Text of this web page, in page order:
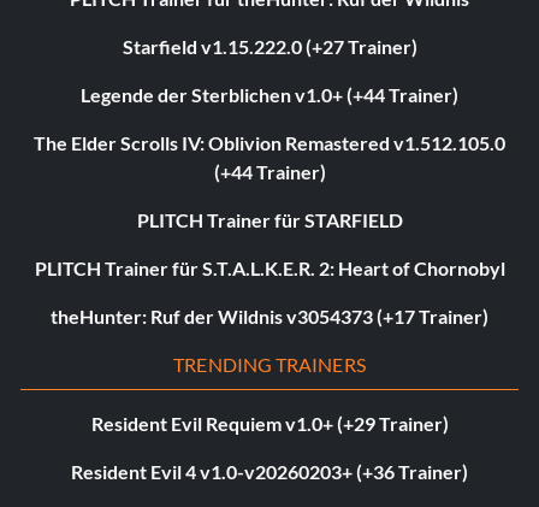
Starfield v1.15.222.0 (+27 Trainer)
Legende der Sterblichen v1.0+ (+44 Trainer)
The Elder Scrolls IV: Oblivion Remastered v1.512.105.0
(+44 Trainer)
PLITCH Trainer für STARFIELD
PLITCH Trainer für S.T.A.L.K.E.R. 2: Heart of Chornobyl
theHunter: Ruf der Wildnis v3054373 (+17 Trainer)
TRENDING TRAINERS
Resident Evil Requiem v1.0+ (+29 Trainer)
Resident Evil 4 v1.0-v20260203+ (+36 Trainer)